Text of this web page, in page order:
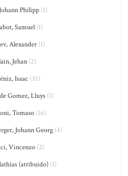
Philipp(1)
Samuel(1)
Alexander (1)
Jehan(2)
Isaac (35)
Gomez, Lluys(1)
Tomaso(16)
Johann Georg (4)
Vincenzo(2)
(atribuido) (1)